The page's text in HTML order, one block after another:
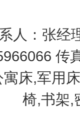
人：张经
传
床,军用
椅,书架,